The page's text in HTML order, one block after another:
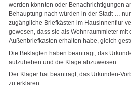
werden könnten oder Benachrichtigungen
Behauptung nach würden in der Stadt …
zugängliche Briefkästen im Hausinnenflur
gewesen, dass sie als Wohnraummieter
Außenbriefkasten erhalten habe, gleich
Die Beklagten haben beantragt, das
aufzuheben und die Klage abzuweisen.
Der Kläger hat beantragt, das Urkunden-
zu erklären.